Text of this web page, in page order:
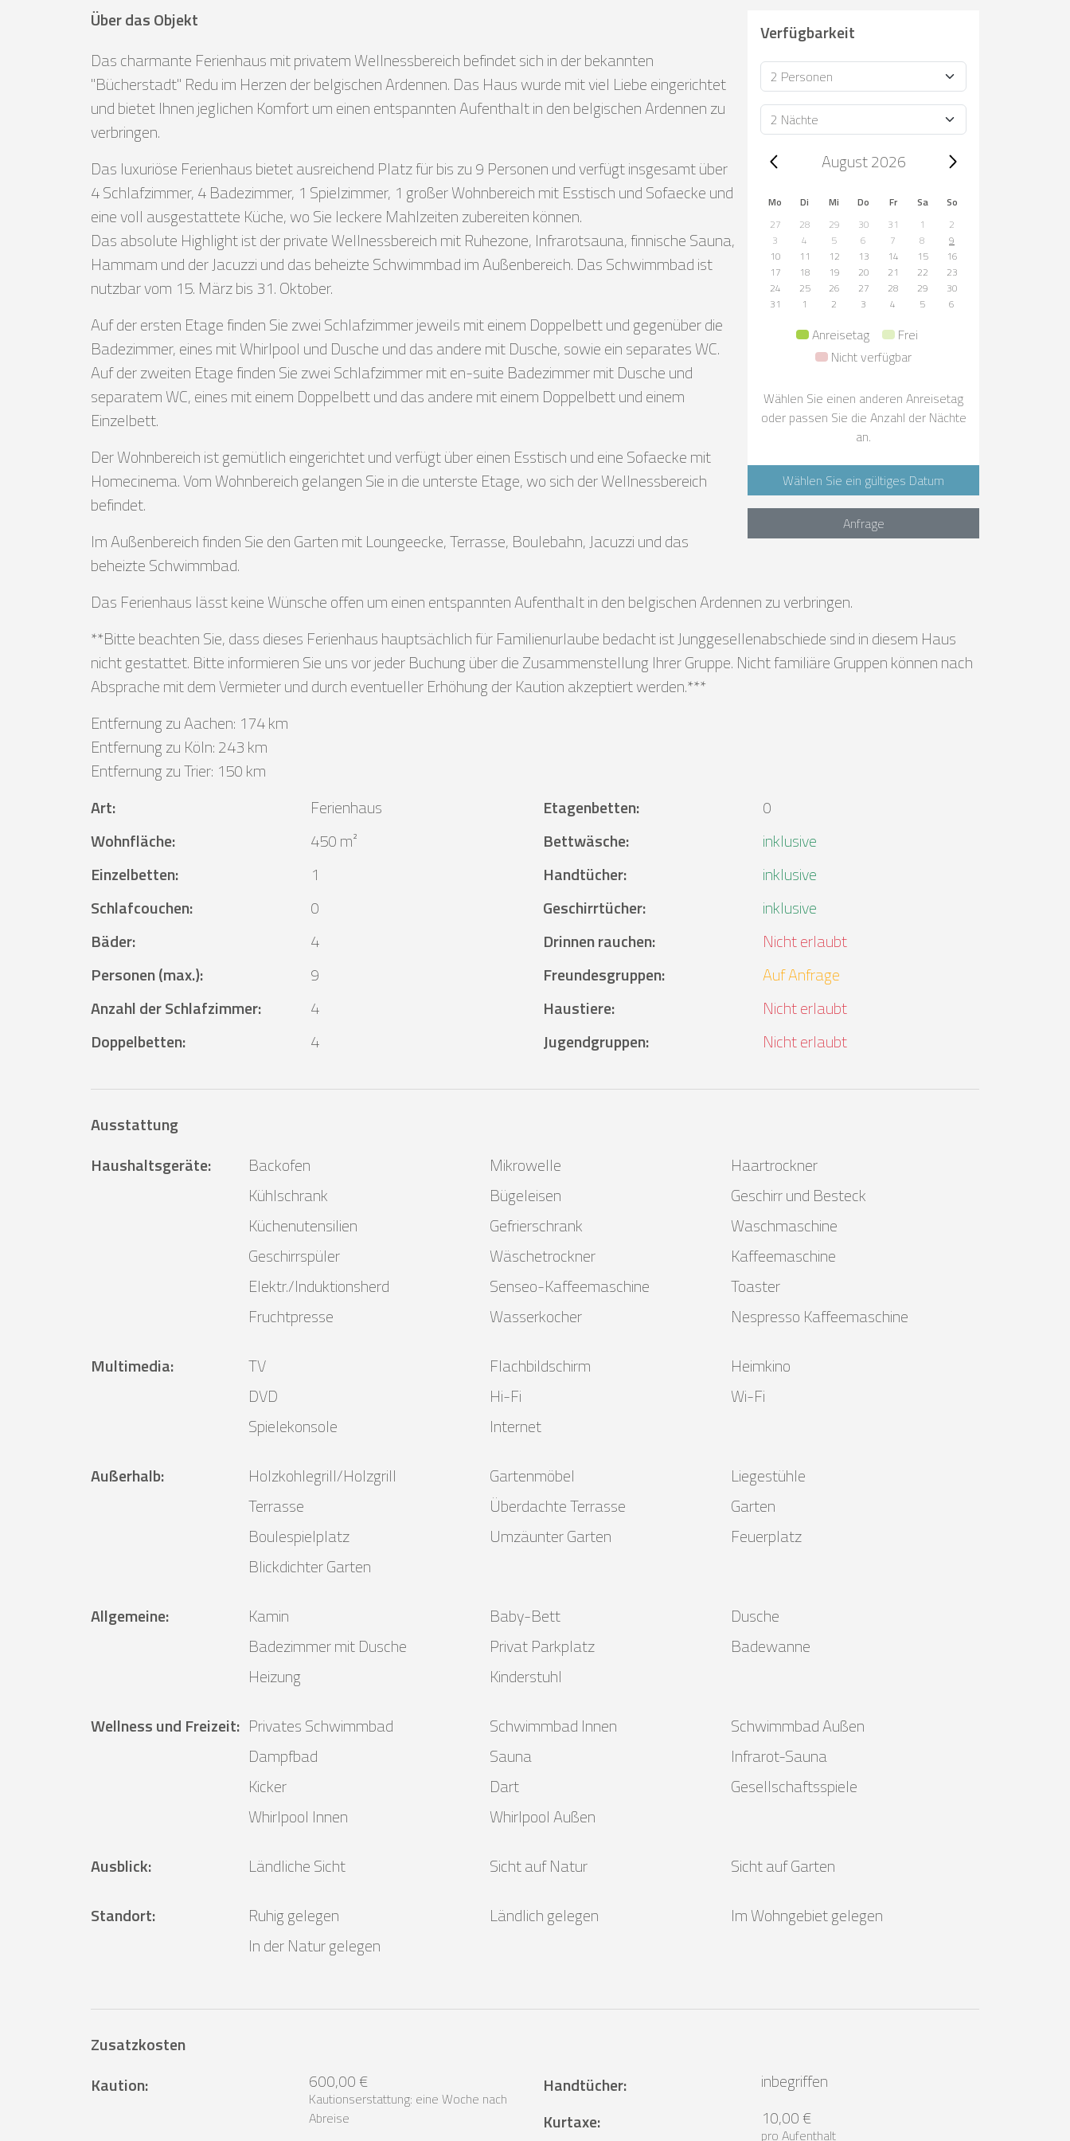
Verfügbarkeit
Personen
Dauer
Trip dates, August 2026
August 2026
Mo Di Mi Do Fr Sa
So
27
28 29 30 31 1
2
3
4 5 6 7 8
9
10
11 12 13 14 15
16
17
18 19 20 21 22
23
24
25 26 27 28 29
30
31
1 2 3 4 5 6
Anreisetag
Frei
Nicht verfügbar
Wählen Sie einen anderen Anreisetag
oder passen Sie die Anzahl der Nächte
an.
Wählen Sie ein gültiges Datum
Anfrage
Über das Objekt
Das charmante Ferienhaus mit privatem Wellnessbereich befindet sich in der bekannten
"Bücherstadt" Redu im Herzen der belgischen Ardennen. Das Haus wurde mit viel Liebe eingerichtet
und bietet Ihnen jeglichen Komfort um einen entspannten Aufenthalt in den belgischen Ardennen zu
verbringen.
Das luxuriöse Ferienhaus bietet ausreichend Platz für bis zu 9 Personen und verfügt insgesamt über
4 Schlafzimmer, 4 Badezimmer, 1 Spielzimmer, 1 großer Wohnbereich mit Esstisch und Sofaecke und
eine voll ausgestattete Küche, wo Sie leckere Mahlzeiten zubereiten können.
Das absolute Highlight ist der private Wellnessbereich mit Ruhezone, Infrarotsauna, finnische Sauna,
Hammam und der Jacuzzi und das beheizte Schwimmbad im Außenbereich. Das Schwimmbad ist
nutzbar vom 15. März bis 31. Oktober.
Auf der ersten Etage finden Sie zwei Schlafzimmer jeweils mit einem Doppelbett und gegenüber die
Badezimmer, eines mit Whirlpool und Dusche und das andere mit Dusche, sowie ein separates WC.
Auf der zweiten Etage finden Sie zwei Schlafzimmer mit en-suite Badezimmer mit Dusche und
separatem WC, eines mit einem Doppelbett und das andere mit einem Doppelbett und einem
Einzelbett.
Der Wohnbereich ist gemütlich eingerichtet und verfügt über einen Esstisch und eine Sofaecke mit
Homecinema. Vom Wohnbereich gelangen Sie in die unterste Etage, wo sich der Wellnessbereich
befindet.
Im Außenbereich finden Sie den Garten mit Loungeecke, Terrasse, Boulebahn, Jacuzzi und das
beheizte Schwimmbad.
Das Ferienhaus lässt keine Wünsche offen um einen entspannten Aufenthalt in den belgischen Ardennen zu verbringen.
**Bitte beachten Sie, dass dieses Ferienhaus hauptsächlich für Familienurlaube bedacht ist Junggesellenabschiede sind in diesem Haus
nicht gestattet. Bitte informieren Sie uns vor jeder Buchung über die Zusammenstellung Ihrer Gruppe. Nicht familiäre Gruppen können nach
Absprache mit dem Vermieter und durch eventueller Erhöhung der Kaution akzeptiert werden.***
Entfernung zu Aachen: 174 km
Entfernung zu Köln: 243 km
Entfernung zu Trier: 150 km
Art:
Ferienhaus
Wohnfläche:
450 m²
Einzelbetten:
1
Schlafcouchen:
0
Bäder:
4
Personen (max.):
9
Anzahl der Schlafzimmer:
4
Doppelbetten: 4
Etagenbetten:
0
Bettwäsche:
inklusive
Handtücher:
inklusive
Geschirrtücher:
inklusive
Drinnen rauchen:
Nicht erlaubt
Freundesgruppen:
Auf Anfrage
Haustiere:
Nicht erlaubt
Jugendgruppen: Nicht erlaubt
Ausstattung
Haushaltsgeräte: Backofen Mikrowelle
Haartrockner
Kühlschrank
Bügeleisen
Geschirr und Besteck
Küchenutensilien
Gefrierschrank
Waschmaschine
Geschirrspüler
Wäschetrockner
Kaffeemaschine
Elektr./Induktionsherd
Senseo-Kaffeemaschine
Toaster
Fruchtpresse
Wasserkocher
Nespresso Kaffeemaschine
Multimedia: TV Flachbildschirm
Heimkino
DVD
Hi-Fi
Wi-Fi
Spielekonsole
Internet
Außerhalb: Holzkohlegrill/Holzgrill Gartenmöbel
Liegestühle
Terrasse
Überdachte Terrasse
Garten
Boulespielplatz
Umzäunter Garten
Feuerplatz
Blickdichter Garten
Allgemeine: Kamin Baby-Bett
Dusche
Badezimmer mit Dusche
Privat Parkplatz
Badewanne
Heizung
Kinderstuhl
Wellness und Freizeit: Privates Schwimmbad Schwimmbad Innen
Schwimmbad Außen
Dampfbad
Sauna
Infrarot-Sauna
Kicker
Dart
Gesellschaftsspiele
Whirlpool Innen
Whirlpool Außen
Ausblick: Ländliche Sicht Sicht auf Natur
Sicht auf Garten
Standort: Ruhig gelegen Ländlich gelegen
Im Wohngebiet gelegen
In der Natur gelegen
Zusatzkosten
Kaution: 600,00 €
Kautionserstattung: eine Woche nach
Abreise
Handtücher:
inbegriffen
Kurtaxe: 10,00 €
pro Aufenthalt